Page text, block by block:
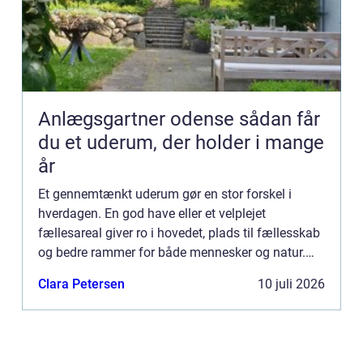
Anlægsgartner odense sådan får
du et uderum, der holder i mange
år
Et gennemtænkt uderum gør en stor forskel i
hverdagen. En god have eller et velplejet
fællesareal giver ro i hovedet, plads til fællesskab
og bedre rammer for både mennesker og natur.
professionel anlægsgart...
Clara Petersen 10 juli 2026